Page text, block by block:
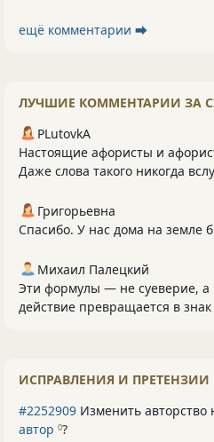
ещё комментарии ⮕
ЛУЧШИЕ КОММЕНТАРИИ ЗА
PLutоvkА
Настоящие афористы и
Даже слова такого никогда
Григорьевна
Спасибо. У нас дома на земле
Михаил Палецкий
Эти формулы — не суеверие, а
действие превращается в
ИСПРАВЛЕНИЯ И ПРЕТЕНЗИИ
#2252909 Изменить авторство
автор 0?